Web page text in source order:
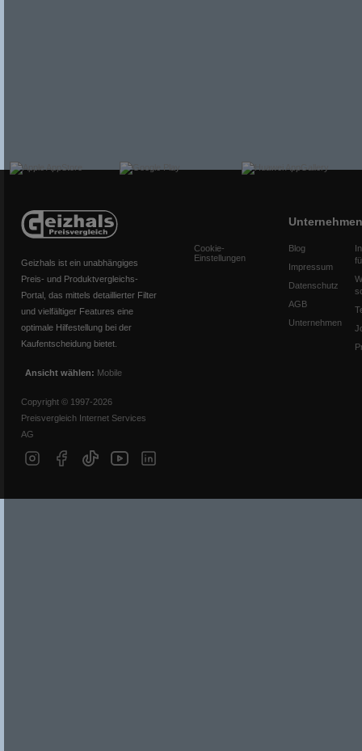
Geizhals ist ein unabhängiges
Preis- und Produktvergleichs-
Portal, das mittels detaillierter Filter
und vielfältiger Features eine
optimale Hilfestellung bei der
Kaufentscheidung bietet.
Ansicht wählen: Mobile
Copyright © 1997-2026
Preisvergleich Internet Services
AG
Cookie-
Einstellungen
Unternehmen
Blog
Impressum
Datenschutz
AGB
Unternehmen